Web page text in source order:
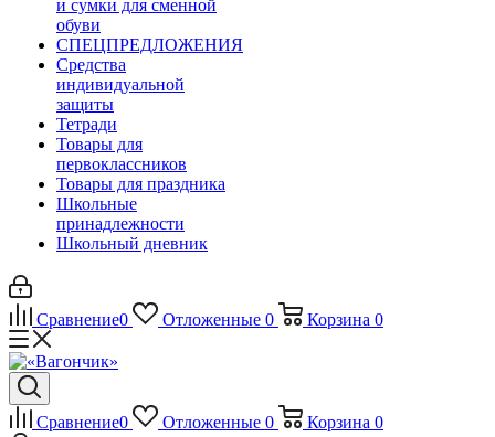
и сумки для сменной
обуви
СПЕЦПРЕДЛОЖЕНИЯ
Средства
индивидуальной
защиты
Тетради
Товары для
первоклассников
Товары для праздника
Школьные
принадлежности
Школьный дневник
Сравнение0 Отложенные 0 Корзина 0
Сравнение0 Отложенные 0 Корзина 0